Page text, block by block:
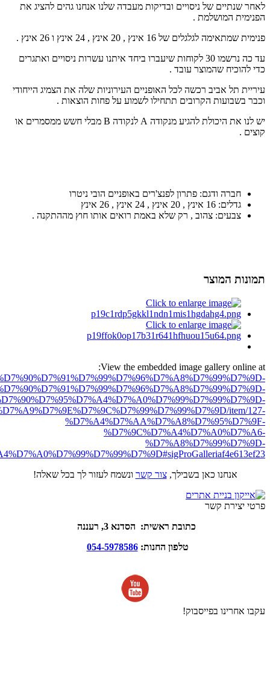
לאחר שנתיים של ניסויים ובדיקות מעבדה שלנו אנחנו גהים להציג את
הפנימית המושלמת .
פנימית שמתאימה לגלגלים של 16 אינץ , 20 אינץ , 24 אינץ ו 26 אינץ .
עד כה נרשמו 30 לקוחות שיעברו ביחד איתנו עשרות ניסויים ואתגרים
כדי להוכיח שהמוצר עובד .
עיריית תל אביב רכשה לכל האופניים העירוניות שלה את הצמיג הייחודי
וכבר בשבועות הקרובים תתחילו לשמוע על פחות הוצאות .
יש לנו את היכולת להגיע מנקודה A לנקודה B מבלי חשש ממסמרים או
קוצים .
חברה ודגם: פתרון לפנצ'רים באופניים הובי ניטרו
גדלים: 16 אינץ , 20 אינץ , 24 אינץ , 26 אינץ
צבעים: צהוב , רק שלא באמת רואים אותו חוץ מההתקנה .
תמונות המוצר
View the embedded image gallery online at:
item/127-
%D7%A4%D7%AA%D7%A8%D7%95%D7%9F-
%D7%9C%D7%A4%D7%A0%D7%A6-
%D7%A8%D7%99%D7%9D-
אנחנו כאן בשבילך,צור קשר ונשמח לעזור לך בכל שאלה!
פרטי יצירת קשר
כתובת ראשית: הסדנא 3, רעננה
טלפון החנות:054-5978586
עקבו אחרינו בפייסבוק!